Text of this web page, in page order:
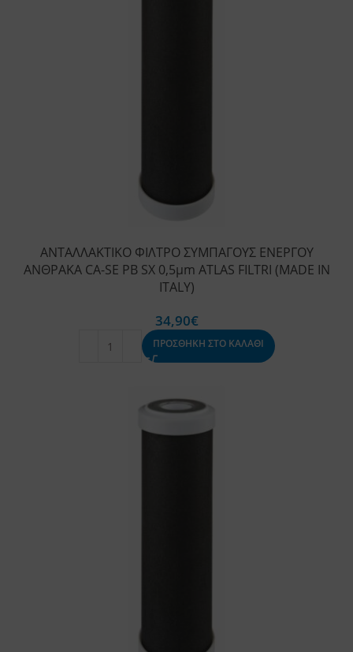
ΑΝΤΑΛΛΑΚΤΙΚΟ ΦΙΛΤΡΟ ΣΥΜΠΑΓΟΥΣ ΕΝΕΡΓΟΥ
ΑΝΘΡΑΚΑ CA-SE PB SX 0,5μm ATLAS FILTRI (MADE IN
ITALY)
34,90€
ΠΡΟΣΘΗΚΗ ΣΤΟ ΚΑΛΑΘΙ